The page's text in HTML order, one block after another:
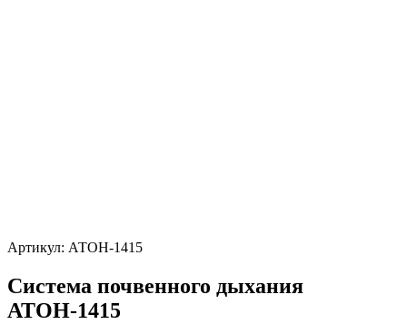
Артикул: АТОН-1415
Система почвенного дыхания
АТОН-1415